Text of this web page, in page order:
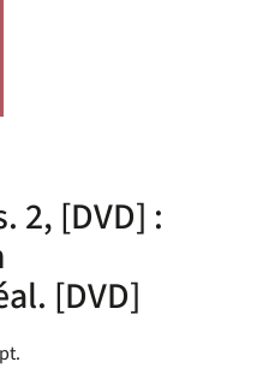
2, [DVD] :
[DVD]